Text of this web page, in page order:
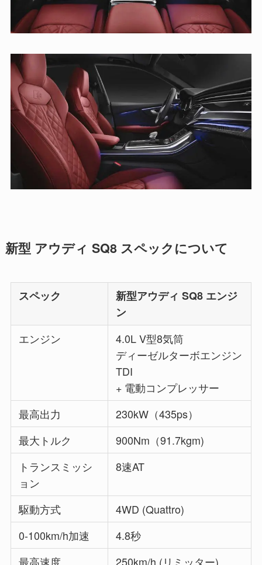
新型 アウディ SQ8 スペックについて
スペック
新型アウディ SQ8 エンジ
ン
エンジン
4.0L V型8気筒
ディーゼルターボエンジン
TDI
+ 電動コンプレッサー
最高出力
230kW（435ps）
最大トルク
900Nm（91.7kgm)
トランスミッシ
ョン
8速AT
駆動方式
4WD (Quattro)
0-100km/h加速
4.8秒
最高速度
250km/h (リミッター)